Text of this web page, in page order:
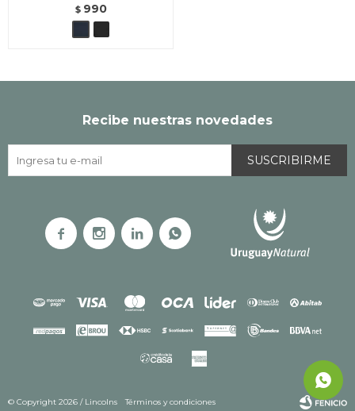
$ 990
Recibe nuestras novedades
SUSCRIBIRME
   
© Copyright 2026 / Lincolns Términos y condiciones